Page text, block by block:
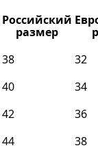
Российский
размер
38
32
40
34
42
36
44
38